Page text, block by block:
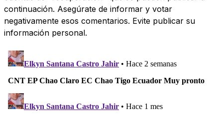
continuación. Asegúrate de informar y votar
negativamente esos comentarios. Evite publicar su
información personal.